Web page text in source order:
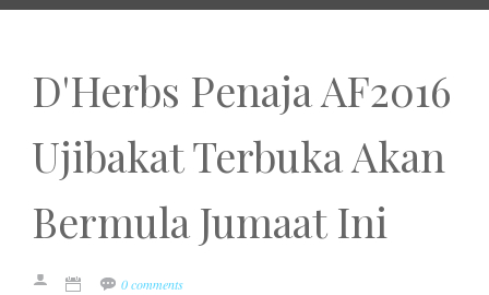
D'Herbs Penaja AF2016
Ujibakat Terbuka Akan
Bermula Jumaat Ini
0 comments